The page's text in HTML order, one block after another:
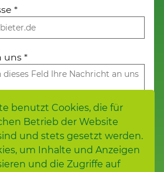
benutzt Cookies, die für
Betrieb der Website
und stets gesetzt werden.
um Inhalte und Anzeigen
und die Zugriffe auf
*
uns*
Weiter